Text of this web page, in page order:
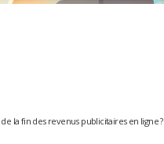
la fin des revenus publicitaires en ligne ?